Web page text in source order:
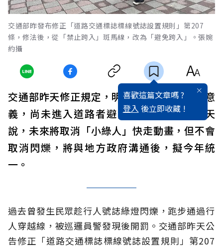
交通部昨發布修正「道路交通標誌標線號誌設置規則」第207
條，修法後，從「禁止跨入」斑馬線，改為「避免跨入」。張婉
約攝
喜歡這篇文章嗎 ?
登入 後立即收藏 !
交通部昨天修正規定，明確化行人綠燈閃光意
義，尚未進入道路者避免跨入。交通部今天
說，未來將取消「小綠人」快走動畫，但不會
取消閃爍，將與地方政府溝通後，擬今年統
一。
過去曾發生民眾趁行人號誌綠燈閃爍，跑步通過行
人穿越線，被巡邏員警發現後開罰。交通部昨天公
告修正「道路交通標誌標線號誌設置規則」第207